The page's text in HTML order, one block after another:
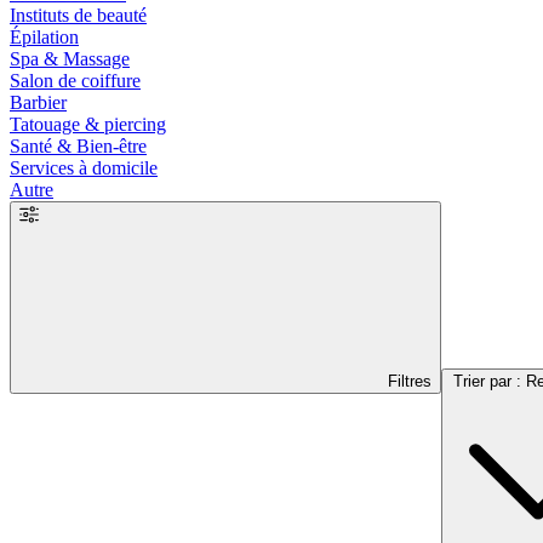
Instituts de beauté
Épilation
Spa & Massage
Salon de coiffure
Barbier
Tatouage & piercing
Santé & Bien-être
Services à domicile
Autre
Filtres